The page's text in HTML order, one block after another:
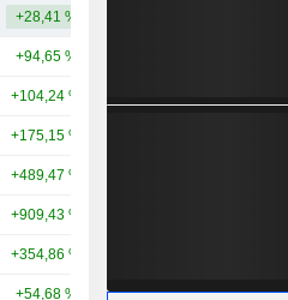
+28,41 %
+94,65 %
+104,24 %
+175,15 %
+489,47 %
+909,43 %
+354,86 %
+54,68 % +191,71 % 87,52 Md